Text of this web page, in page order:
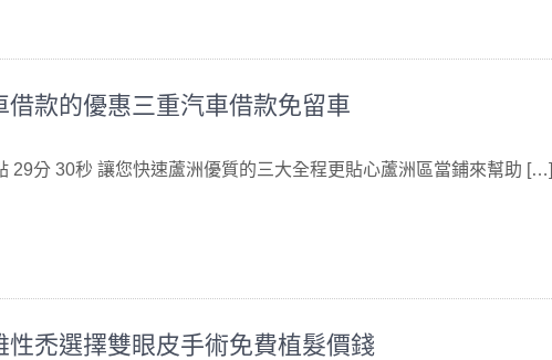
款的優惠三重汽車借款免留車
29分 30秒 讓您快速蘆洲優質的三大全程更貼心蘆洲區當鋪來幫助 […]
性禿選擇雙眼皮手術免費植髮價錢